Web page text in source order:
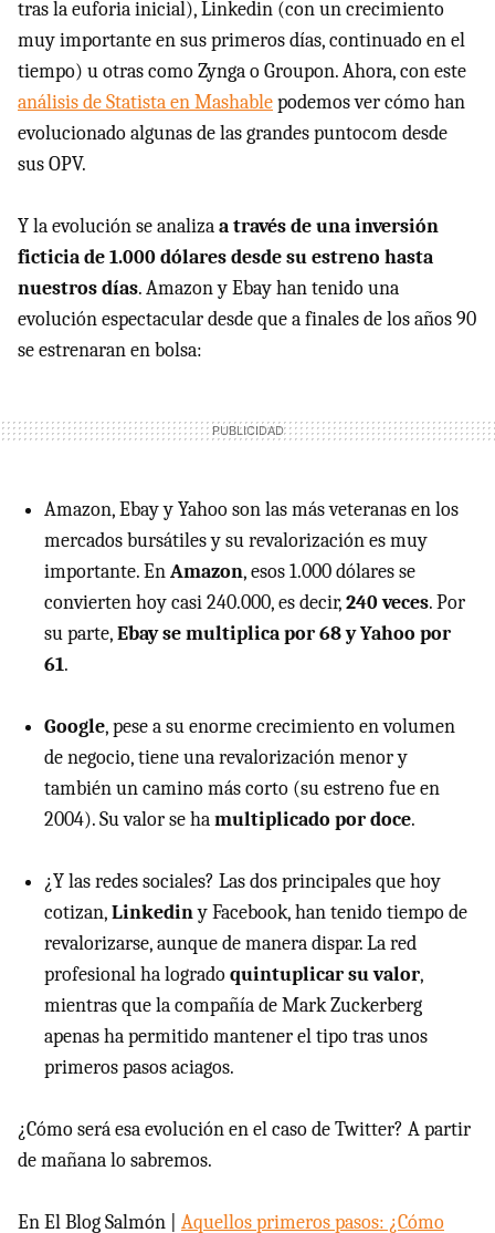
tras la euforia inicial), Linkedin (con un crecimiento
muy importante en sus primeros días, continuado en el
tiempo) u otras como Zynga o Groupon. Ahora, con este
análisis de Statista en Mashablepodemos ver cómo han
evolucionado algunas de las grandes puntocom desde
sus OPV.
Y la evolución se analizaa través de una inversión
ficticia de 1.000 dólares desde su estreno hasta
nuestros días. Amazon y Ebay han tenido una
evolución espectacular desde que a finales de los años 90
se estrenaran en bolsa:
Amazon, Ebay y Yahoo son las más veteranas en los
mercados bursátiles y su revalorización es muy
importante. EnAmazon, esos 1.000 dólares se
convierten hoy casi 240.000, es decir,240 veces. Por
su parte,Ebay se multiplica por 68 y Yahoo por
61.
Google, pese a su enorme crecimiento en volumen
de negocio, tiene una revalorización menor y
también un camino más corto (su estreno fue en
2004). Su valor se hamultiplicado por doce.
¿Y las redes sociales? Las dos principales que hoy
cotizan,Linkediny Facebook, han tenido tiempo de
revalorizarse, aunque de manera dispar. La red
profesional ha logradoquintuplicar su valor,
mientras que la compañía de Mark Zuckerberg
apenas ha permitido mantener el tipo tras unos
primeros pasos aciagos.
¿Cómo será esa evolución en el caso de Twitter? A partir
de mañana lo sabremos.
En El Blog Salmón | Aquellos primeros pasos: ¿Cómo